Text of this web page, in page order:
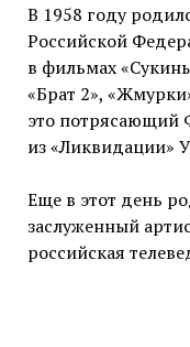
В 1958 году
Российской
в фильмах
«Брат 2»,
это
из «Ликвидации»
Еще в этот день
заслуженный
российская